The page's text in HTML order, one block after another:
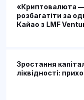
«Криптовалюта —
розбагатіти за
Кайао з LMF
Зростання
ліквідності: